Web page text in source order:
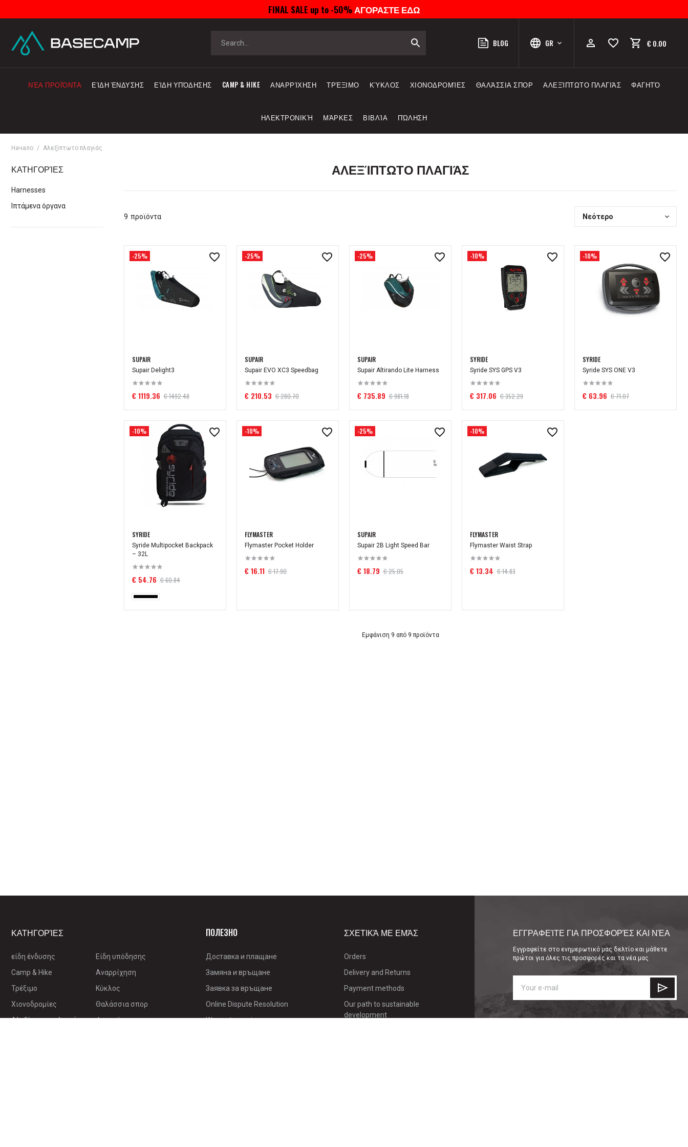
FINAL SALE up to -50%ΑΓΟΡΑΣΤΕ ΕΔΩ
BLOG GR € 0.00
ΝΈΑ ΠΡΟΪΌΝΤΑ ΕΊΔΗ ΈΝΔΥΣΗΣ ΕΊΔΗ ΥΠΌΔΗΣΗΣ CAMP & HIKE ΑΝΑΡΡΊΧΗΣΗ ΤΡΈΞΙΜΟ ΚΎΚΛΟΣ ΧΙΟΝΟΔΡΟΜΊΕΣ ΘΑΛΆΣΣΙΑ ΣΠΟΡ ΑΛΕΞΊΠΤΩΤΟ ΠΛΑΓΙΆΣ ΦΑΓΗΤΌ
ΗΛΕΚΤΡΟΝΙΚΉ ΜΆΡΚΕΣ ΒΙΒΛΊΑ ΠΏΛΗΣΗ
Начало Αλεξίπτωτο πλαγιάς
ΚΑΤΗΓΟΡΊΕΣ
Harnesses
Ιπτάμενα όργανα
ΑΛΕΞΊΠΤΩΤΟ ΠΛΑΓΙΆΣ
9 προϊόντα Νεότερο
-25%
SUPAIR
Supair Delight3
€ 1119.36 € 1492.48
-25%
SUPAIR
Supair EVO XC3 Speedbag
€ 210.53 € 280.70
-25%
SUPAIR
Supair Altirando Lite Harness
€ 735.89 € 981.18
-10%
SYRIDE
Syride SYS GPS V3
€ 317.06 € 352.29
-10%
SYRIDE
Syride SYS ONE V3
€ 63.96 € 71.07
-10%
SYRIDE
Syride Multipocket Backpack
– 32L
€ 54.76 € 60.84
-10%
FLYMASTER
Flymaster Pocket Holder
€ 16.11 € 17.90
-25%
SUPAIR
Supair 2B Light Speed Bar
€ 18.79 € 25.05
-10%
FLYMASTER
Flymaster Waist Strap
€ 13.34 € 14.83
Εμφάνιση 9 από 9 προϊόντα
ΚΑΤΗΓΟΡΊΕΣ
είδη ένδυσης
Είδη υπόδησης
Camp & Hike
Αναρρίχηση
Τρέξιμο
Κύκλος
Χιονοδρομίες
Θαλάσσια σπορ
Αλεξίπτωτο πλαγιάς
Φαγητό
ПОЛЕЗНО
Доставка и плащане
Замяна и връщане
Заявка за връщане
Online Dispute Resolution
Warranty service
ΣΧΕΤΙΚΆ ΜΕ ΕΜΆΣ
Orders
Delivery and Returns
Payment methods
Our path to sustainable
development
ΕΓΓΡΑΦΕΊΤΕ ΓΙΑ ΠΡΟΣΦΟΡΈΣ ΚΑΙ ΝΈΑ
Εγγραφείτε στο ενημερωτικό μας δελτίο και μάθετε
πρώτοι για όλες τις προσφορές και τα νέα μας